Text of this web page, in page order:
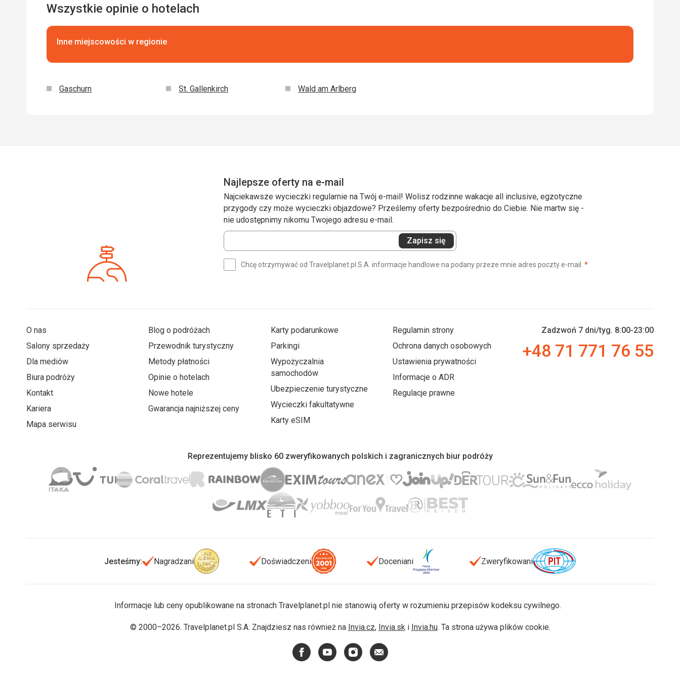
Wszystkie opinie o hotelach
Inne miejscowości w regionie
Gaschurn St. Gallenkirch Wald am Arlberg
Najlepsze oferty na e-mail
Najciekawsze wycieczki regularnie na Twój e-mail! Wolisz rodzinne wakacje all inclusive, egzotyczne
przygody czy może wycieczki objazdowe? Prześlemy oferty bezpośrednio do Ciebie. Nie martw się -
nie udostępnimy nikomu Twojego adresu e-mail.
Wprowadź
swój
Zapisz się
Chcę otrzymywać od Travelplanet.pl S.A. informacje handlowe na podany przeze mnie adres poczty e-mail. *(wymagane)
O nas
Salony sprzedaży
Dla mediów
Biura podróży
Kontakt
Kariera
Mapa serwisu
Blog o podróżach
Przewodnik turystyczny
Metody płatności
Opinie o hotelach
Nowe hotele
Gwarancja najniższej ceny
Karty podarunkowe
Parkingi
Wypożyczalnia
samochodów
Ubezpieczenie turystyczne
Wycieczki fakultatywne
Karty eSIM
Regulamin strony
Ochrona danych osobowych
Ustawienia prywatności
Informacje o ADR
Regulacje prawne
Zadzwoń 7 dni/tyg. 8:00-23:00
+48 71 771 76 55
Reprezentujemy blisko 60 zweryfikowanych polskich i zagranicznych biur podróży
Jesteśmy: Nagradzani Doświadczeni Doceniani Zweryfikowani
Informacje lub ceny opublikowane na stronach Travelplanet.pl nie stanowią oferty w rozumieniu przepisów kodeksu cywilnego.
© 2000–2026. Travelplanet.pl S.A. Znajdziesz nas również na Invia.cz, Invia.ski Invia.hu. Ta strona używa plików cookie.
FacebookYouTubeInstagram
E-